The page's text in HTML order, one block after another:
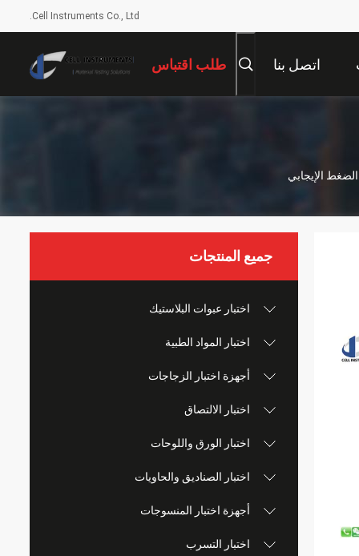
Cell Instruments Co., Ltd.
اتصل بنا طلب اقتباس
جميع المنتجات
اختبار عبوات البلاستيك
اختبار المواد الطبية
أجهزة اختبار الزجاجات
اختبار الالتصاق
اختبار الورق واللوحات
اختبار الصناديق والحاويات
أجهزة اختبار المنسوجات
اختبار التسرب